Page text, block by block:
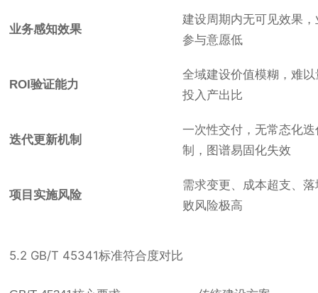
业务感知效果
建设周期内无可见效果
参与意愿低
ROI验证能力
全域建设价值模糊，难
投入产出比
迭代更新机制
一次性交付，无常态化
制，图谱易固化失效
项目实施风险
需求变更、成本超支、
败风险极高
5.2 GB/T 45341标准符合度对比